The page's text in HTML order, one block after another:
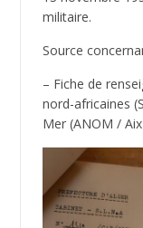
militaire.
Source
– Fiche de
nord-africaines
Mer (ANOM /